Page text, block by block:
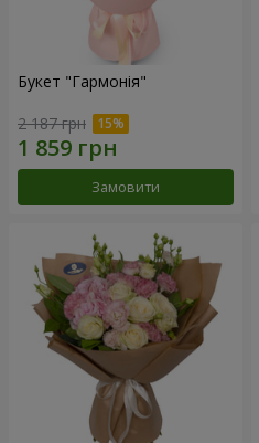
Букет "Гармонія"
2 187 грн
Замовити